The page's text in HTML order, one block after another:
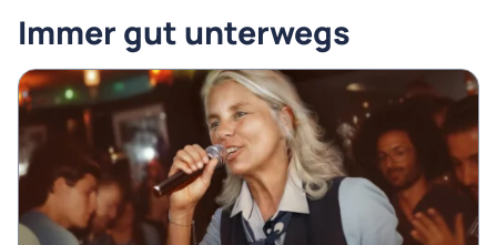
Immer gut unterwegs